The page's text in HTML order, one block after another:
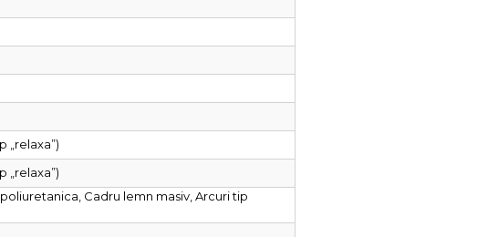
„relaxa”)
„relaxa”)
Cadru lemn masiv, Arcuri tip